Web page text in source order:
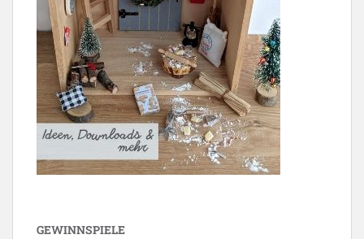
GEWINNSPIELE